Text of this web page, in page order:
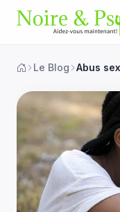
Le Blog